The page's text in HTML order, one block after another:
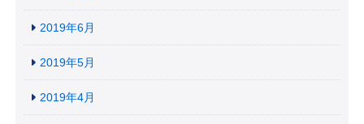
2019年6月
2019年5月
2019年4月